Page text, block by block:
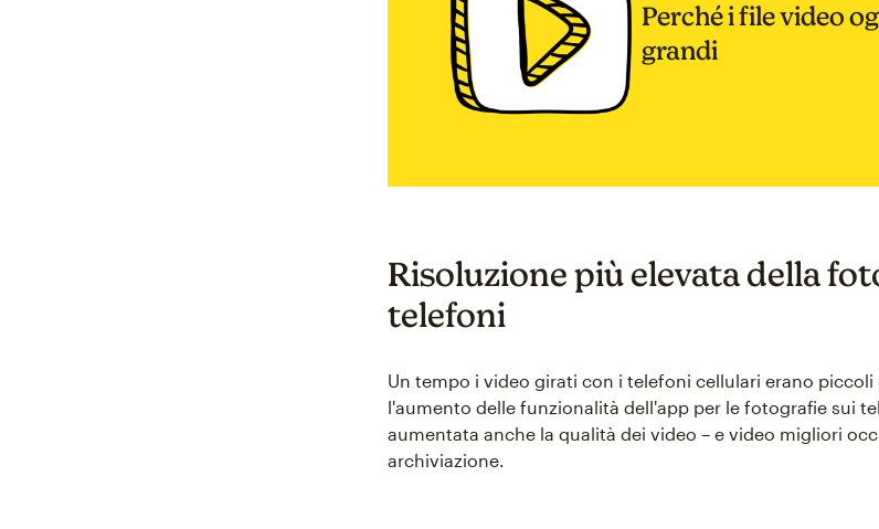
Perché i file video
grandi
Risoluzione più elevata della
telefoni
Un tempo i video girati con i telefoni cellulari erano piccoli
l'aumento delle funzionalità dell'app per le fotografie sui
aumentata anche la qualità dei video – e video migliori
archiviazione.